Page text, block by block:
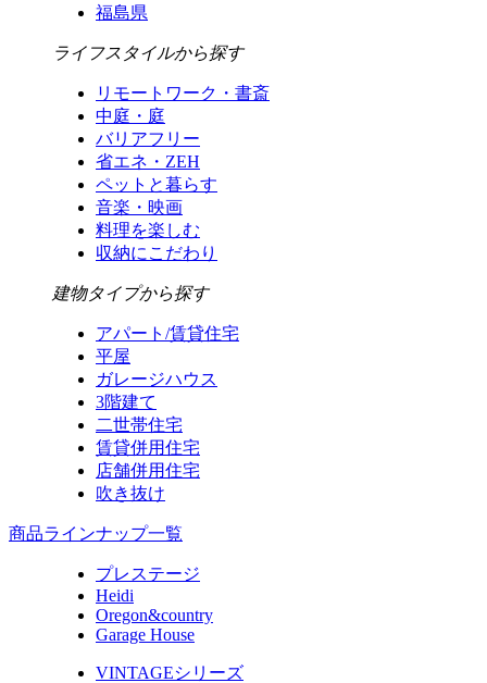
福島県
ライフスタイルから探す
リモートワーク・書斎
中庭・庭
バリアフリー
省エネ・ZEH
ペットと暮らす
音楽・映画
料理を楽しむ
収納にこだわり
建物タイプから探す
アパート/賃貸住宅
平屋
ガレージハウス
3階建て
二世帯住宅
賃貸併用住宅
店舗併用住宅
吹き抜け
商品ラインナップ一覧
プレステージ
Heidi
Oregon&country
Garage House
VINTAGEシリーズ